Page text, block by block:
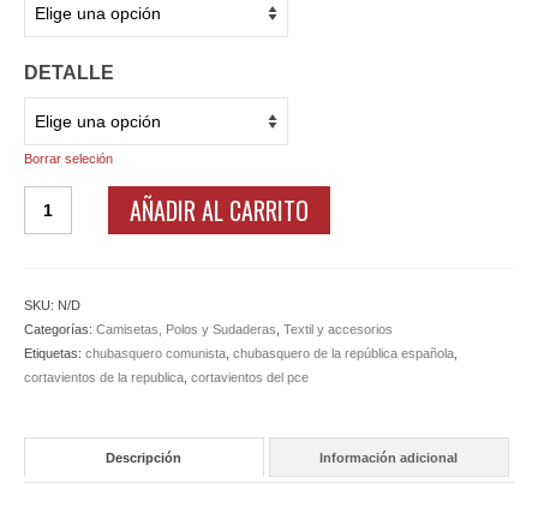
DETALLE
Borrar seleción
Chubasqueros
PCE,
AÑADIR AL CARRITO
SKU: N/D
Categorías: Camisetas, Polos y Sudaderas Textil y accesorios
Etiquetas: chubasquero comunista chubasquero de la república española
cortavientos de la republica cortavientos del pce
Descripción Información adicional